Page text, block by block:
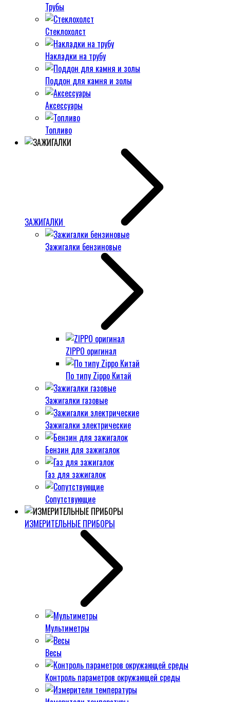
Трубы
Стеклохолст
Накладки на трубу
Поддон для камня и золы
Аксессуары
Топливо
ЗАЖИГАЛКИ
Зажигалки бензиновые
ZIPPO оригинал
По типу Zippo Китай
Зажигалки газовые
Зажигалки электрические
Бензин для зажигалок
Газ для зажигалок
Сопутствующие
ИЗМЕРИТЕЛЬНЫЕ ПРИБОРЫ
Мультиметры
Весы
Контроль параметров окружающей среды